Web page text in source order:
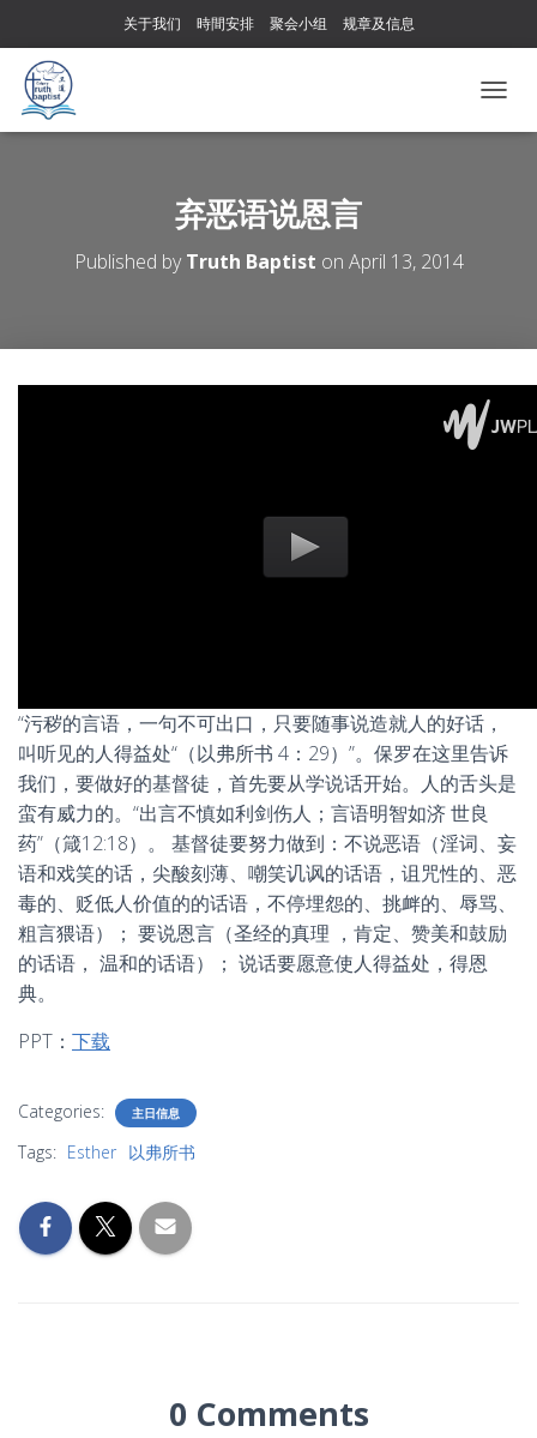
关于我们 時間安排 聚会小组 规章及信息
O
T
O
弃恶语说恩言
Published byTruth Baptist on April 13, 2014
“污秽的言语，一句不可出口，只要随事说造就人的好话，
叫听见的人得益处“（以弗所书 4：29）”。保罗在这里告诉
我们，要做好的基督徒，首先要从学说话开始。人的舌头是
蛮有威力的。“出言不慎如利剑伤人；言语明智如济 世良
药”（箴12:18）。 基督徒要努力做到：不说恶语（淫词、妄
语和戏笑的话，尖酸刻薄、嘲笑讥讽的话语，诅咒性的、恶
毒的、贬低人价值的的话语，不停埋怨的、挑衅的、辱骂、
粗言猥语）； 要说恩言（圣经的真理 ，肯定、赞美和鼓励
的话语， 温和的话语）； 说话要愿意使人得益处，得恩
典。
PPT： 下载
Categories: 主日信息
Tags: Esther 以弗所书
0 Comments